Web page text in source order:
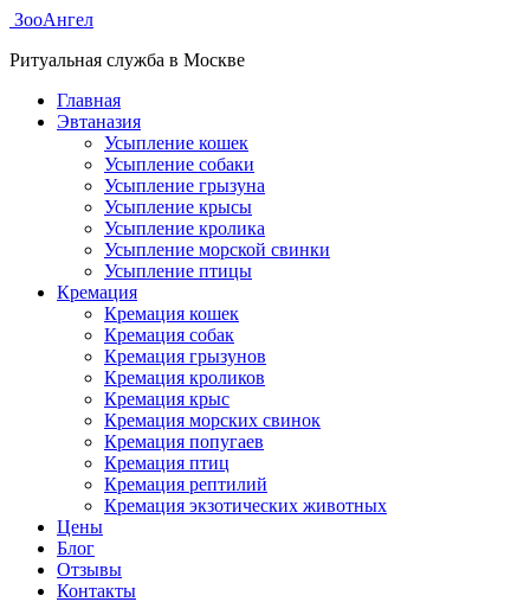
ЗооАнгел
Ритуальная служба в Москве
Главная
Эвтаназия
Усыпление кошек
Усыпление собаки
Усыпление грызуна
Усыпление крысы
Усыпление кролика
Усыпление морской свинки
Усыпление птицы
Кремация
Кремация кошек
Кремация собак
Кремация грызунов
Кремация кроликов
Кремация крыс
Кремация морских свинок
Кремация попугаев
Кремация птиц
Кремация рептилий
Кремация экзотических животных
Цены
Блог
Отзывы
Контакты